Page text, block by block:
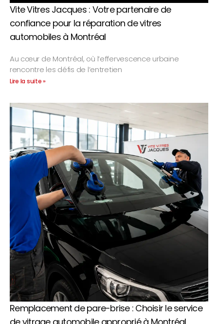
Vite Vitres Jacques : Votre partenaire de
confiance pour la réparation de vitres
automobiles à Montréal
Au cœur de Montréal, où l’effervescence urbaine
rencontre les défis de l’entretien
Lire la suite »
Remplacement de pare-brise : Choisir le service